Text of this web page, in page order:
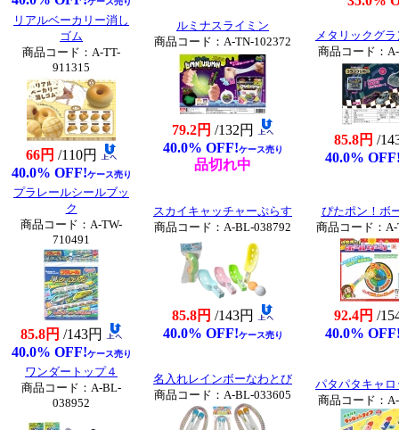
リアルベーカリー消し
ゴム
商品コード：A-TT-
911315
66円 /110円
40.0% OFF!ケース売り
ルミナスライミン
商品コード：A-TN-102372
79.2円 /132円
40.0% OFF!ケース売り
品切れ中
メタリックグ
商品コード：
85.8円 /
40.0%
プラレールシールブッ
ク
商品コード：A-TW-
710491
85.8円 /143円
40.0% OFF!ケース売り
スカイキャッチャーぷらす
商品コード：A-BL-038792
85.8円 /143円
40.0% OFF!ケース売り
ぴたポン！ボ
商品コード：
92.4円 /
40.0%
ワンダートップ４
商品コード：A-BL-
038952
名入れレインボーなわとび
商品コード：A-BL-033605
パタパタキャ
商品コード：